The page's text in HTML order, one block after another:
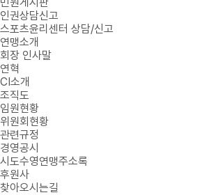
인권상담신고
스포츠윤리센터 상담/신고
연맹소개
회장 인사말
연혁
CI소개
조직도
임원현황
위원회현황
관련규정
경영공시
시도수영연맹주소록
후원사
찾아오시는길